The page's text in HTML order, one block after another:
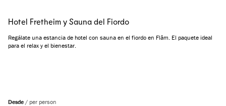
Hotel Fretheim y Sauna del Fiordo
Regálate una estancia de hotel con sauna en el fiordo en Flåm. El paquete ideal
para el relax y el bienestar.
Desde / per person